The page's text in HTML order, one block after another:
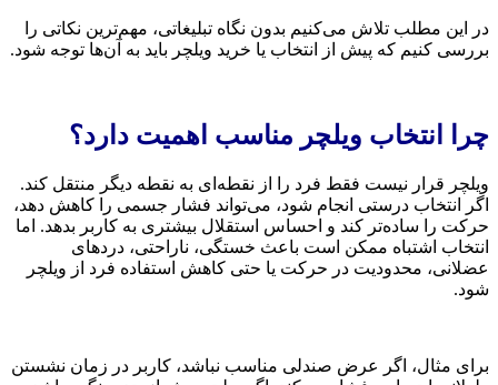
در این مطلب تلاش می‌کنیم بدون نگاه تبلیغاتی، مهم‌ترین نکاتی را
بررسی کنیم که پیش از انتخاب یا خرید ویلچر باید به آن‌ها توجه شود.
چرا انتخاب ویلچر مناسب اهمیت دارد؟
ویلچر قرار نیست فقط فرد را از نقطه‌ای به نقطه دیگر منتقل کند.
اگر انتخاب درستی انجام شود، می‌تواند فشار جسمی را کاهش دهد،
حرکت را ساده‌تر کند و احساس استقلال بیشتری به کاربر بدهد. اما
انتخاب اشتباه ممکن است باعث خستگی، ناراحتی، دردهای
عضلانی، محدودیت در حرکت یا حتی کاهش استفاده فرد از ویلچر
شود.
برای مثال، اگر عرض صندلی مناسب نباشد، کاربر در زمان نشستن